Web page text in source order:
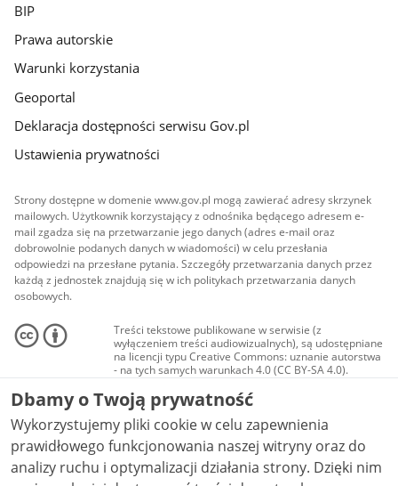
BIP
Prawa autorskie
Warunki korzystania
Geoportal
Deklaracja dostępności serwisu Gov.pl
Ustawienia prywatności
Strony dostępne w domenie www.gov.pl mogą zawierać adresy skrzynek
mailowych. Użytkownik korzystający z odnośnika będącego adresem e-
mail zgadza się na przetwarzanie jego danych (adres e-mail oraz
dobrowolnie podanych danych w wiadomości) w celu przesłania
odpowiedzi na przesłane pytania. Szczegóły przetwarzania danych przez
każdą z jednostek znajdują się w ich politykach przetwarzania danych
osobowych.
Treści tekstowe publikowane w serwisie (z
wyłączeniem treści audiowizualnych), są udostępniane
na licencji typu Creative Commons: uznanie autorstwa
- na tych samych warunkach 4.0 (CC BY-SA 4.0).
Materiały audiowizualne, w tym zdjęcia, materiały
audio i wideo, są udostępniane na licencji typu
Creative Commons: uznanie autorstwa użycie
niekomercyjne - bez utworów zależnych 4.0 (CC BY-
NC-ND 4.0), o ile nie jest to stwierdzone inaczej.
Dbamy o Twoją prywatność
Wykorzystujemy pliki cookie w celu zapewnienia
prawidłowego funkcjonowania naszej witryny oraz do
analizy ruchu i optymalizacji działania strony. Dzięki nim